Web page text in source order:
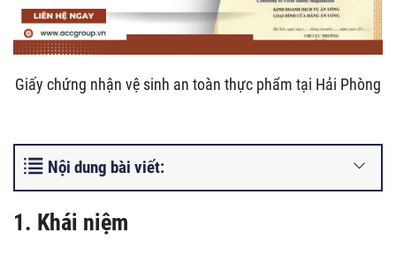
Giấy chứng nhận vệ sinh an toàn thực phẩm tại Hải Phòng
Nội dung bài viết:
1. Khái niệm